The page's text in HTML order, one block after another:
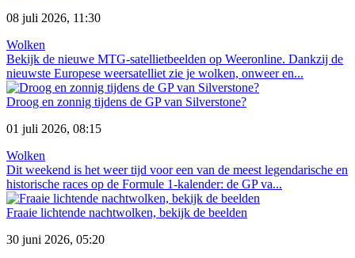
08 juli 2026, 11:30
Wolken
Bekijk de nieuwe MTG-satellietbeelden op Weeronline. Dankzij de
nieuwste Europese weersatelliet zie je wolken, onweer en...
Droog en zonnig tijdens de GP van Silverstone?
01 juli 2026, 08:15
Wolken
Dit weekend is het weer tijd voor een van de meest legendarische en
historische races op de Formule 1-kalender: de GP va...
Fraaie lichtende nachtwolken, bekijk de beelden
30 juni 2026, 05:20